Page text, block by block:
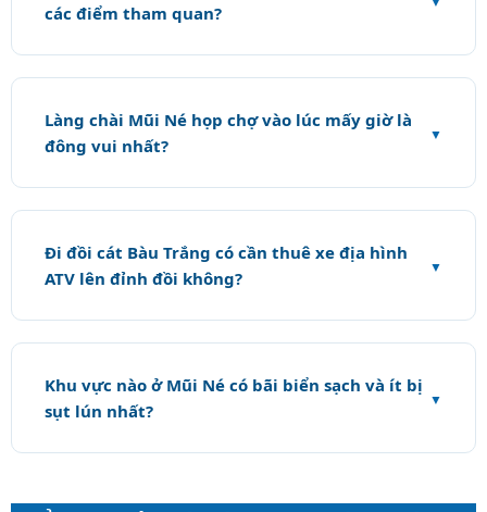
các điểm tham quan?
Làng chài Mũi Né họp chợ vào lúc mấy giờ là
đông vui nhất?
Đi đồi cát Bàu Trắng có cần thuê xe địa hình
ATV lên đỉnh đồi không?
Khu vực nào ở Mũi Né có bãi biển sạch và ít bị
sụt lún nhất?